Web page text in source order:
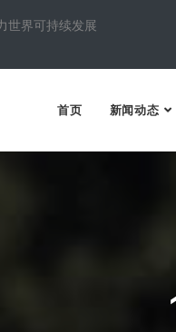
界可持续发展
首页 新闻动态